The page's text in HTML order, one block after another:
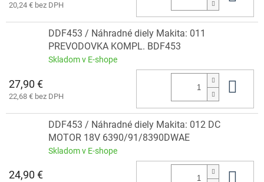
20,24 € bez DPH
DDF453 / Náhradné diely Makita: 011
PREVODOVKA KOMPL. BDF453
Skladom v E-shope
27,90 €
22,68 € bez DPH
DDF453 / Náhradné diely Makita: 012 DC
MOTOR 18V 6390/91/8390DWAE
Skladom v E-shope
24,90 €